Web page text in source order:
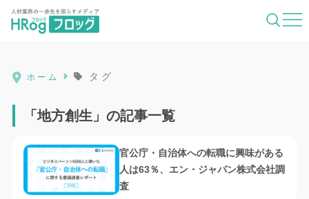
HRog | 人材業界の一歩先を照らすメディ
ホーム タグ
「地方創生」の記事一覧
官公庁・自治体への転職に興味がある
人は63％、エン・ジャパン株式会社調
査